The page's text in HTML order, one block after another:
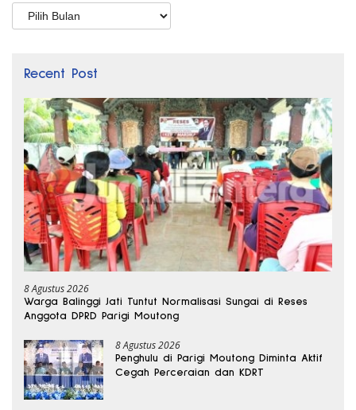
Arsip
Recent Post
8 Agustus 2026
Warga Balinggi Jati Tuntut Normalisasi Sungai di Reses
Anggota DPRD Parigi Moutong
8 Agustus 2026
Penghulu di Parigi Moutong Diminta Aktif
Cegah Perceraian dan KDRT